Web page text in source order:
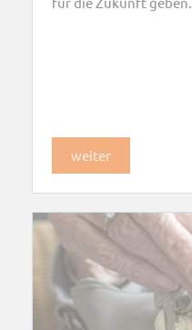
weiter